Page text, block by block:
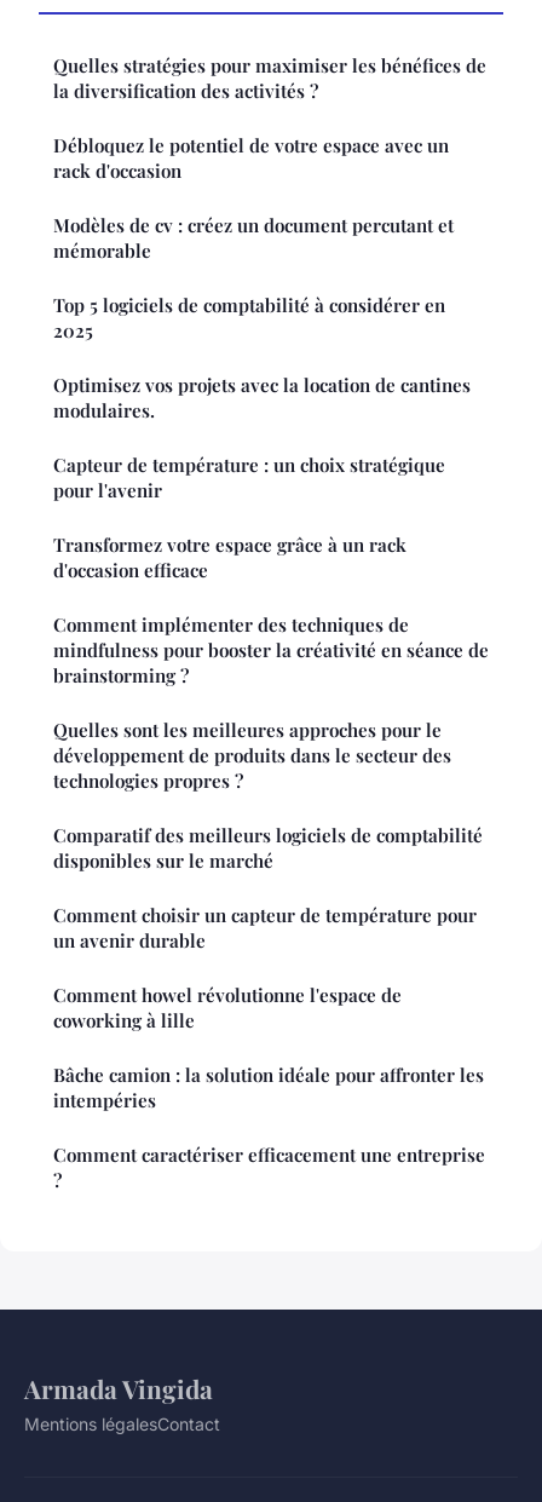
Quelles stratégies pour maximiser les bénéfices de
la diversification des activités ?
Débloquez le potentiel de votre espace avec un
rack d'occasion
Modèles de cv : créez un document percutant et
mémorable
Top 5 logiciels de comptabilité à considérer en
2025
Optimisez vos projets avec la location de cantines
modulaires.
Capteur de température : un choix stratégique
pour l'avenir
Transformez votre espace grâce à un rack
d'occasion efficace
Comment implémenter des techniques de
mindfulness pour booster la créativité en séance de
brainstorming ?
Quelles sont les meilleures approches pour le
développement de produits dans le secteur des
technologies propres ?
Comparatif des meilleurs logiciels de comptabilité
disponibles sur le marché
Comment choisir un capteur de température pour
un avenir durable
Comment howel révolutionne l'espace de
coworking à lille
Bâche camion : la solution idéale pour affronter les
intempéries
Comment caractériser efficacement une entreprise
?
Armada Vingida
Mentions légalesContact